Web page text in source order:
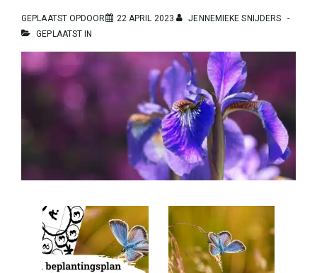
GEPLAATST OPDOOR 22 APRIL 2023
JENNEMIEKE SNIJDERS
GEPLAATST IN